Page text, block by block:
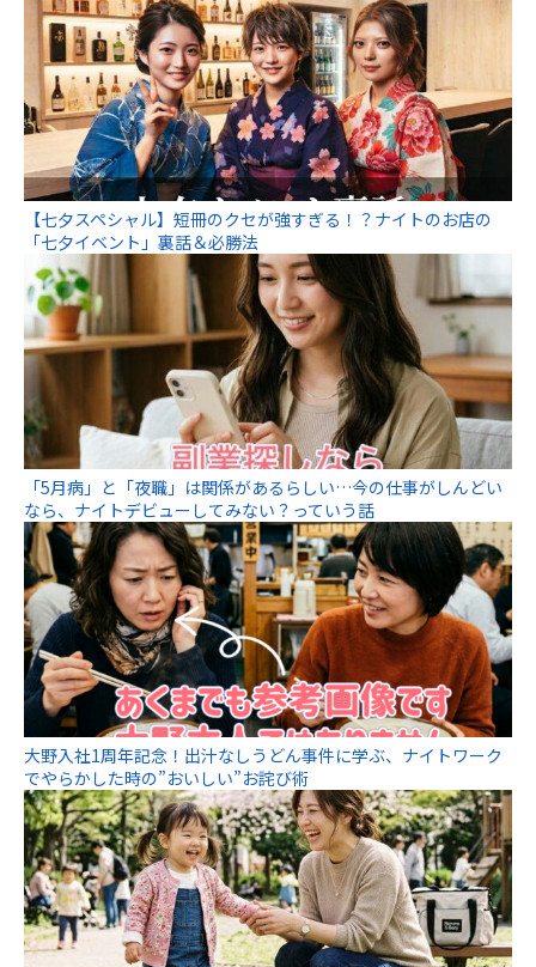
【七夕スペシャル】短冊のクセが強すぎる！？ナイトのお店の
「七夕イベント」裏話＆必勝法
「5月病」と「夜職」は関係があるらしい…今の仕事がしんどい
なら、ナイトデビューしてみない？っていう話
大野入社1周年記念！出汁なしうどん事件に学ぶ、ナイトワーク
でやらかした時の”おいしい”お詫び術